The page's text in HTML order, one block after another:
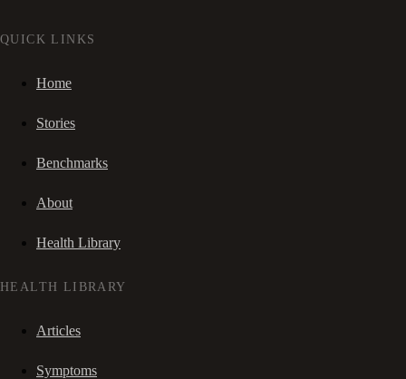
QUICK LINKS
Home
Stories
Benchmarks
About
Health Library
HEALTH LIBRARY
Articles
Symptoms